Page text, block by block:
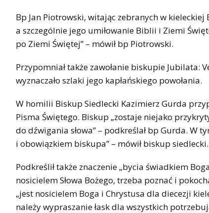
Bp Jan Piotrowski, witając zebranych w
a szczególnie jego umiłowanie Biblii i Ziemi
po Ziemi Świętej” – mówił bp Piotrowski.
Przypomniał także zawołanie biskupie Jubilata:
wyznaczało szlaki jego kapłańskiego powołania.
W homilii Biskup Siedlecki Kazimierz Gurda
Pisma Świętego. Biskup „zostaje niejako
do dźwigania słowa” – podkreślał bp Gurda. W
i obowiązkiem biskupa” – mówił biskup siedlecki.
Podkreślił także znaczenie „bycia świadkiem
nosicielem Słowa Bożego, trzeba poznać i
„jest nosicielem Boga i Chrystusa dla diecezji
należy wypraszanie łask dla wszystkich